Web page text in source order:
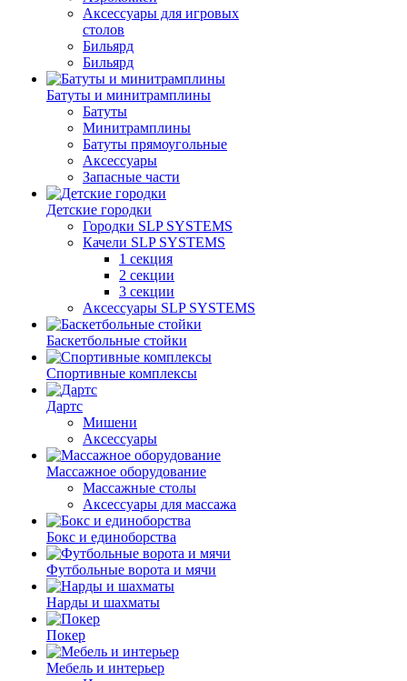
Аксессуары для игровых
столов
Бильяpд
Бильяpд
Батуты и минитрамплины
Батуты
Минитрамплины
Батуты прямоугольные
Аксессуары
Запасные части
Детские городки
Городки SLP SYSTEMS
Качели SLP SYSTEMS
1 секция
2 секции
3 секции
Аксессуары SLP SYSTEMS
Баскетбольные стойки
Спортивные комплексы
Дартс
Мишени
Аксессуары
Массажное оборудование
Массажные столы
Аксессуары для массажа
Бокс и единоборства
Футбольные ворота и мячи
Нарды и шахматы
Покер
Мебель и интерьер